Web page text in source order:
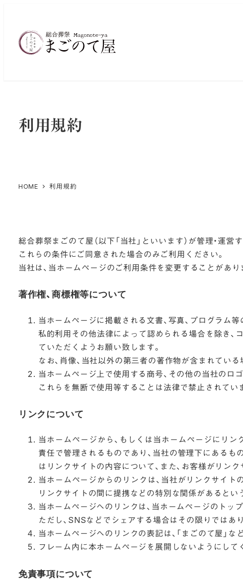
利用規約
HOME 利用規約
総合葬祭まごのて屋（以下「当社」といいます）が管理・運
これらの条件にご同意された場合のみご利用ください。
当社は、当ホームページのご利用条件を変更することがあ
著作権、商標権等について
当ホームページに掲載される文書、写真、プログラム
私的利用その他法律によって認められる場合を除き、
ていただくようお願い致します。
なお、肖像、当社以外の第三者の著作物が含まれてい
当ホームページ上で使用する商号、その他の当社のロ
これらを無断で使用等することは法律で禁止されてい
リンクについて
当ホームページから、もしくは当ホームページにリン
責任で管理されるものであり、当社の管理下にある
はリンクサイトの内容について、また、お客様がリン
当ホームページからのリンクは、当社がリンクサイト
リンクサイトの間に提携などの特別な関係があるとい
当ホームページへのリンクは、当ホームページのトッ
ただし、SNSなどでシェアする場合はその限りではあり
当ホームページへのリンクの表記は、「まごのて屋」な
フレーム内に本ホームページを展開しないようにして
免責事項について